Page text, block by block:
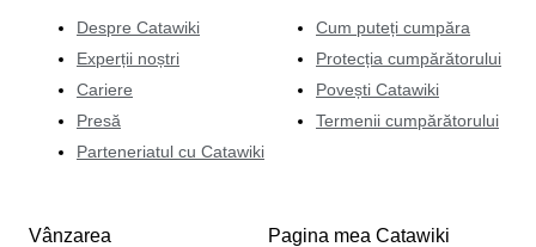
Despre Catawiki
Experții noștri
Cariere
Presă
Parteneriatul cu Catawiki
Cum puteți cumpăra
Protecția cumpărătorului
Povești Catawiki
Termenii cumpărătorului
Vânzarea Pagina mea Catawiki